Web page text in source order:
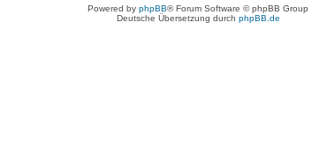
Powered by phpBB® Forum Software © phpBB Group
Deutsche Übersetzung durch phpBB.de